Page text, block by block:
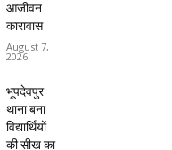
आजीवन
कारावास
August 7,
2026
भूपदेवपुर
थाना बना
विद्यार्थियों
की सीख का